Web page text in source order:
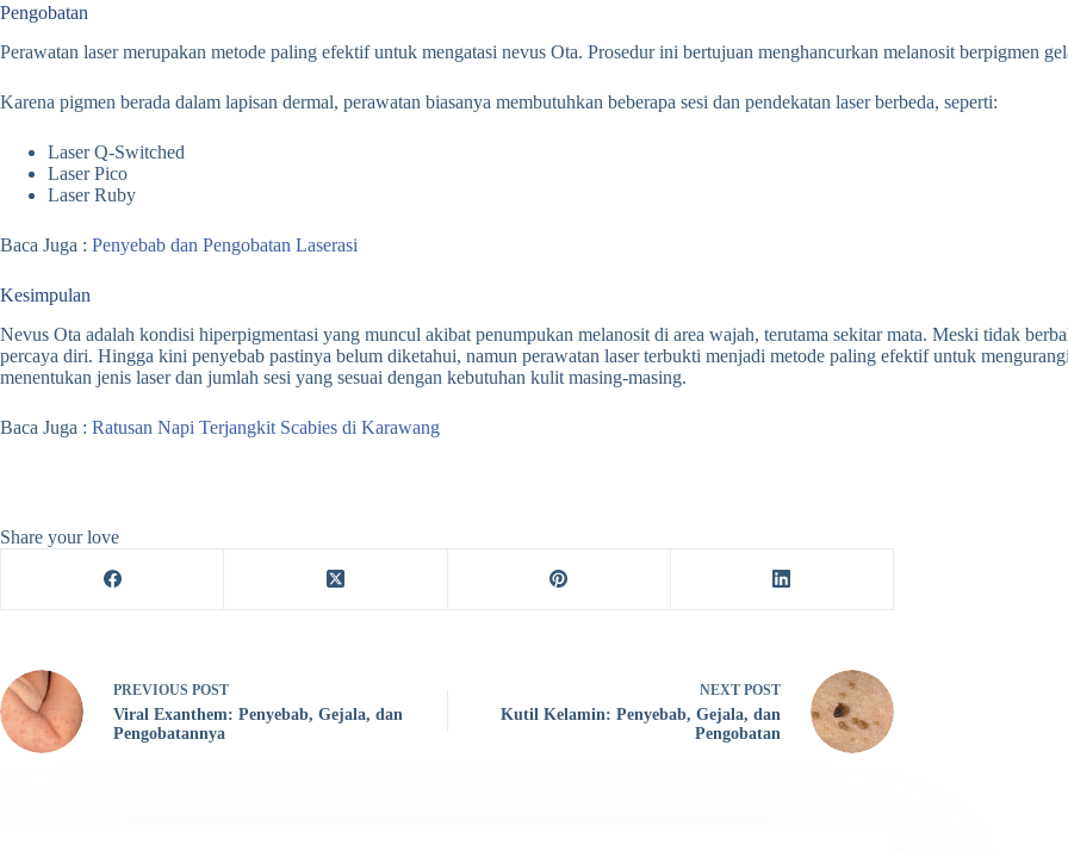
Pengobatan
Perawatan laser merupakan metode paling efektif untuk mengatasi nevus Ota. Prosedur ini bertujuan menghancurkan melanosit berpigmen
Karena pigmen berada dalam lapisan dermal, perawatan biasanya membutuhkan beberapa sesi dan pendekatan laser berbeda, seperti:
Laser Q-Switched
Laser Pico
Laser Ruby
Baca Juga : Penyebab dan Pengobatan Laserasi
Kesimpulan
Nevus Ota adalah kondisi hiperpigmentasi yang muncul akibat penumpukan melanosit di area wajah, terutama sekitar mata. Meski tidak
percaya diri. Hingga kini penyebab pastinya belum diketahui, namun perawatan laser terbukti menjadi metode paling efektif untuk
menentukan jenis laser dan jumlah sesi yang sesuai dengan kebutuhan kulit masing-masing.
Baca Juga : Ratusan Napi Terjangkit Scabies di Karawang
Share your love
PREVIOUS POST
Viral Exanthem: Penyebab, Gejala, dan
Pengobatannya
NEXT POST
Kutil Kelamin: Penyebab, Gejala, dan
Pengobatan